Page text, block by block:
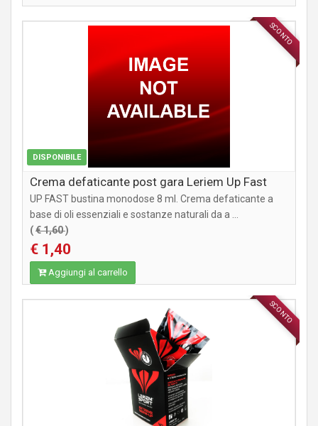
SCONTO
DISPONIBILE
INTEGRATORI
Crema defaticante post gara Leriem Up Fast
UP FAST bustina monodose 8 ml. Crema defaticante a
base di oli essenziali e sostanze naturali da a ...
(€ 1,60)
€ 1,40
Aggiungi al carrello
SCONTO
INTEGRATORI